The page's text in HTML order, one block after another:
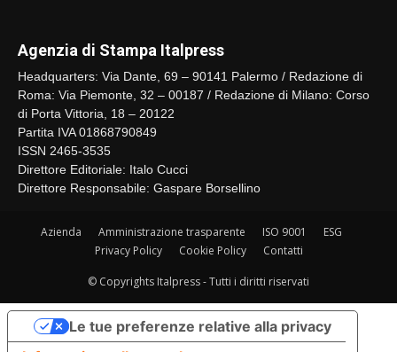
Agenzia di Stampa Italpress
Headquarters: Via Dante, 69 – 90141 Palermo / Redazione di
Roma: Via Piemonte, 32 – 00187 / Redazione di Milano: Corso
di Porta Vittoria, 18 – 20122
Partita IVA 01868790849
ISSN 2465-3535
Direttore Editoriale: Italo Cucci
Direttore Responsabile: Gaspare Borsellino
Azienda Amministrazione trasparente ISO 9001
ESG
Privacy Policy
Cookie Policy Contatti
© Copyrights Italpress - Tutti i diritti riservati
Le tue preferenze relative alla privacy